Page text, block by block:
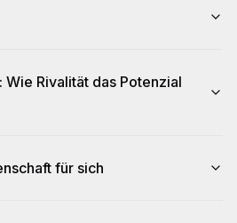
Rivalität das Potenzial
für sich